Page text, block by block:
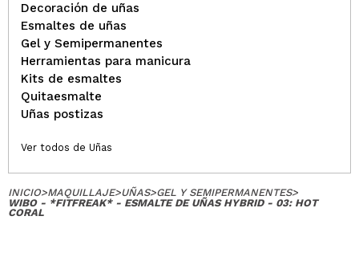
Decoración de uñas
Esmaltes de uñas
Gel y Semipermanentes
Herramientas para manicura
Kits de esmaltes
Quitaesmalte
Uñas postizas
Ver todos de Uñas
INICIO>MAQUILLAJE>UÑAS>GEL Y SEMIPERMANENTES>
WIBO - *FITFREAK* - ESMALTE DE UÑAS HYBRID - 03: HOT
CORAL